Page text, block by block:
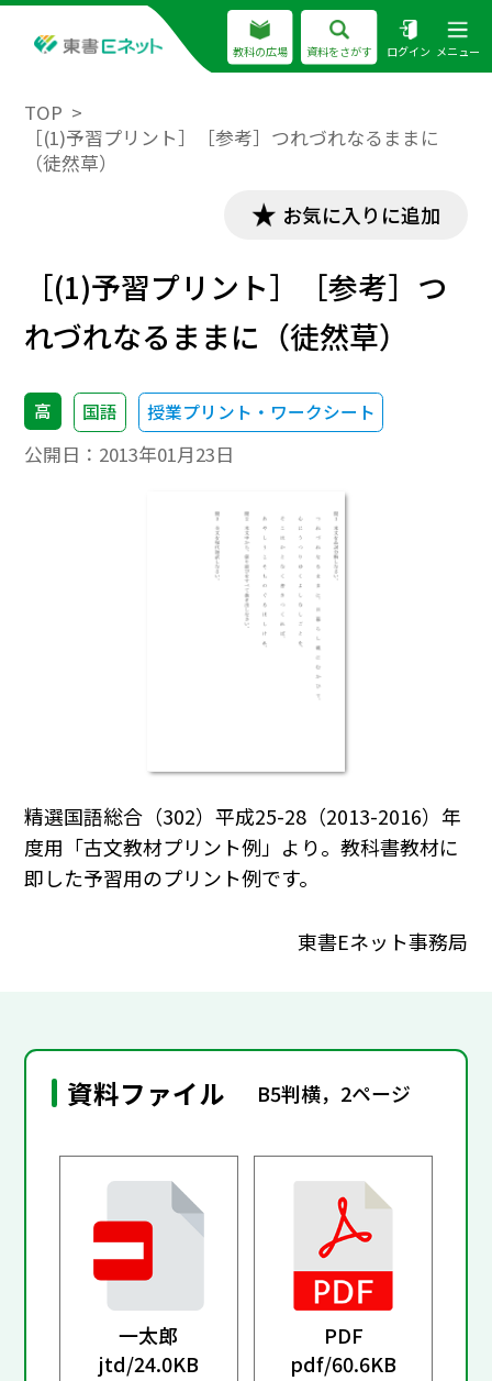
教科の広場 資料をさがす ログイン メニュー
TOP
［(1)予習プリント］［参考］つれづれなるままに
（徒然草）
お気に入りに追加
［(1)予習プリント］［参考］つ
れづれなるままに（徒然草）
高 国語 授業プリント・ワークシート
公開日： 2013年01月23日
精選国語総合（302）平成25-28（2013-2016）年
度用「古文教材プリント例」より。教科書教材に
即した予習用のプリント例です。
東書Eネット事務局
資料ファイル B5判横，2ページ
一太郎
jtd/24.0KB
PDF
pdf/60.6KB